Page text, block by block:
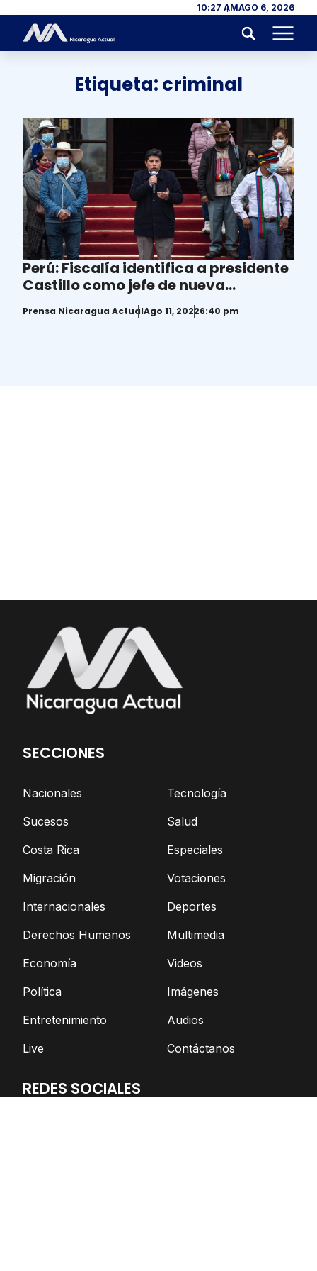
Skip to content 10:27 AMAGO 6, 2026
Menu
Etiqueta:criminal
Perú: Fiscalía identifica a presidente
Castillo como jefe de nueva
organización criminal
Prensa Nicaragua ActualAgo 11, 20226:40 pm
SECCIONES
Nacionales
Sucesos
Costa Rica
Migración
Internacionales
Derechos Humanos
Economía
Política
Entretenimiento
Live
Tecnología
Salud
Especiales
Votaciones
Deportes
Multimedia
Videos
Imágenes
Audios
Contáctanos
REDES SOCIALES